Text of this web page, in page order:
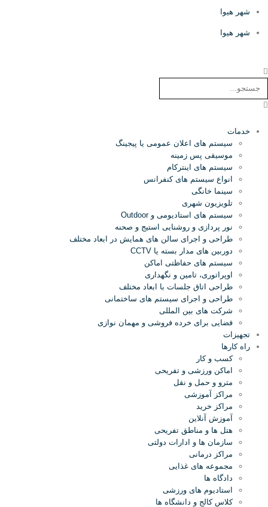
شهر هیوا
شهر هیوا
خدمات
سیستم های اعلان عمومی یا پیجینگ
موسیقی پس زمینه
سیستم های اینترکام
انواع سیستم های کنفرانس
سینما خانگی
تلویزیون شهری
سیستم های استادیومی و Outdoor
نور پردازی و روشنایی استیج و صحنه
طراحی و اجرای سالن های همایش در ابعاد مختلف
دوربین های مدار بسته یا CCTV
سیستم های حفاظتی اماکن
اوپراتوری، تامین و نگهداری
طراحی اتاق جلسات با ابعاد مختلف
طراحی و اجرای سیستم های ساختمانی
شرکت های بین المللی
فضایی برای خرده فروشی و مهمان نوازی
تجهیزات
راه کارها
کسب و کار
اماکن ورزشی و تفریحی
مترو و حمل و نقل
مراکز آموزشی
مراکز خرید
آموزش آنلاین
هتل ها و مناطق تفریحی
سازمان ها و ادارات دولتی
مراکز درمانی
مجموعه های غذایی
دادگاه ها
استادیوم های ورزشی
کلاس کالج و دانشگاه ها